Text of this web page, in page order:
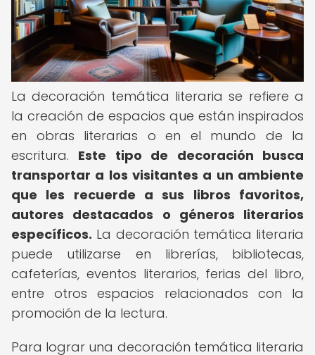
La decoración temática literaria se refiere a
la creación de espacios que están inspirados
en obras literarias o en el mundo de la
escritura. Este tipo de decoración busca
transportar a los visitantes a un ambiente
que les recuerde a sus libros favoritos,
autores destacados o géneros literarios
específicos. La decoración temática literaria
puede utilizarse en librerías, bibliotecas,
cafeterías, eventos literarios, ferias del libro,
entre otros espacios relacionados con la
promoción de la lectura.
Para lograr una decoración temática literaria